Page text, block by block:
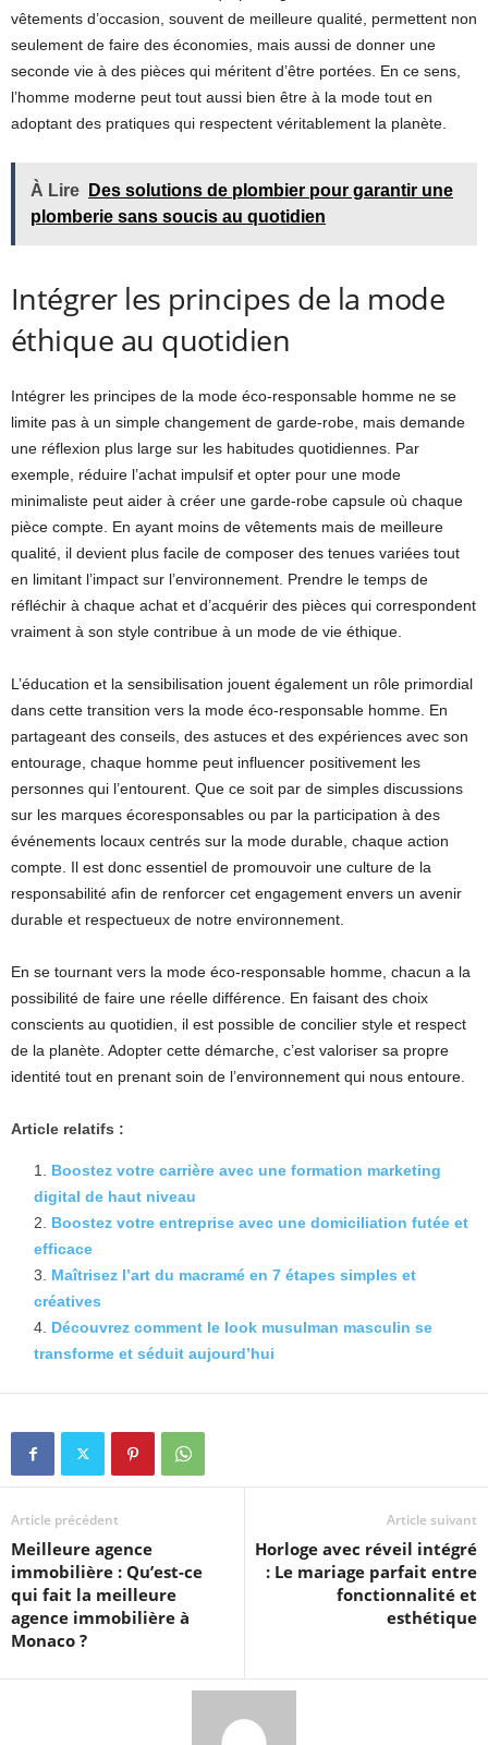
vêtements d’occasion, souvent de meilleure qualité, permettent non
seulement de faire des économies, mais aussi de donner une
seconde vie à des pièces qui méritent d’être portées. En ce sens,
l’homme moderne peut tout aussi bien être à la mode tout en
adoptant des pratiques qui respectent véritablement la planète.
À Lire
Des solutions de plombier pour garantir une
plomberie sans soucis au quotidien
Intégrer les principes de la mode
éthique au quotidien
Intégrer les principes de la mode éco-responsable homme ne se
limite pas à un simple changement de garde-robe, mais demande
une réflexion plus large sur les habitudes quotidiennes. Par
exemple, réduire l’achat impulsif et opter pour une mode
minimaliste peut aider à créer une garde-robe capsule où chaque
pièce compte. En ayant moins de vêtements mais de meilleure
qualité, il devient plus facile de composer des tenues variées tout
en limitant l’impact sur l’environnement. Prendre le temps de
réfléchir à chaque achat et d’acquérir des pièces qui correspondent
vraiment à son style contribue à un mode de vie éthique.
L’éducation et la sensibilisation jouent également un rôle primordial
dans cette transition vers la mode éco-responsable homme. En
partageant des conseils, des astuces et des expériences avec son
entourage, chaque homme peut influencer positivement les
personnes qui l’entourent. Que ce soit par de simples discussions
sur les marques écoresponsables ou par la participation à des
événements locaux centrés sur la mode durable, chaque action
compte. Il est donc essentiel de promouvoir une culture de la
responsabilité afin de renforcer cet engagement envers un avenir
durable et respectueux de notre environnement.
En se tournant vers la mode éco-responsable homme, chacun a la
possibilité de faire une réelle différence. En faisant des choix
conscients au quotidien, il est possible de concilier style et respect
de la planète. Adopter cette démarche, c’est valoriser sa propre
identité tout en prenant soin de l’environnement qui nous entoure.
Article relatifs :
Boostez votre carrière avec une formation marketing
digital de haut niveau
Boostez votre entreprise avec une domiciliation futée et
efficace
Maîtrisez l’art du macramé en 7 étapes simples et
créatives
Découvrez comment le look musulman masculin se
transforme et séduit aujourd’hui
Article précédent
Meilleure agence
immobilière : Qu’est-ce
qui fait la meilleure
agence immobilière à
Monaco ?
Article suivant
Horloge avec réveil intégré
: Le mariage parfait entre
fonctionnalité et
esthétique